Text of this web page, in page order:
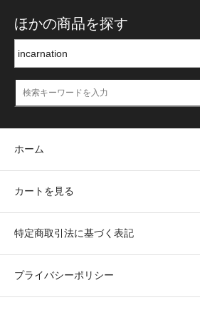
ほかの商品を探す
ホーム
カートを見る
特定商取引法に基づく表記
プライバシーポリシー